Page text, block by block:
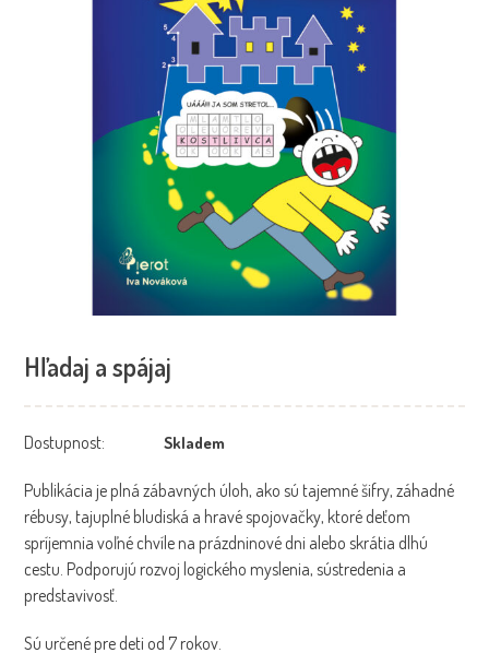
Hľadaj a spájaj
Dostupnost: Skladem
Publikácia je plná zábavných úloh, ako sú tajemné šifry, záhadné
rébusy, tajuplné bludiská a hravé spojovačky, ktoré deťom
spríjemnia voľné chvíle na prázdninové dni alebo skrátia dlhú
cestu. Podporujú rozvoj logického myslenia, sústredenia a
predstavivosť.
Sú určené pre deti od 7 rokov.